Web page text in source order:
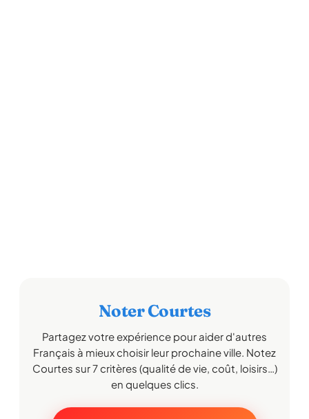
Noter Courtes
Partagez votre expérience pour aider d'autres
Français à mieux choisir leur prochaine ville. Notez
Courtes sur 7 critères (qualité de vie, coût, loisirs…)
en quelques clics.